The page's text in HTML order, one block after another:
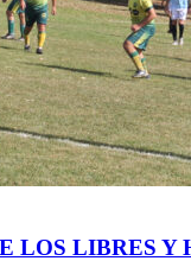
LOS LIBRES Y